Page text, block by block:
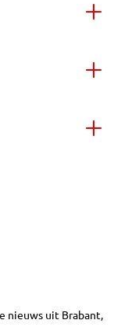
nieuws uit Brabant,